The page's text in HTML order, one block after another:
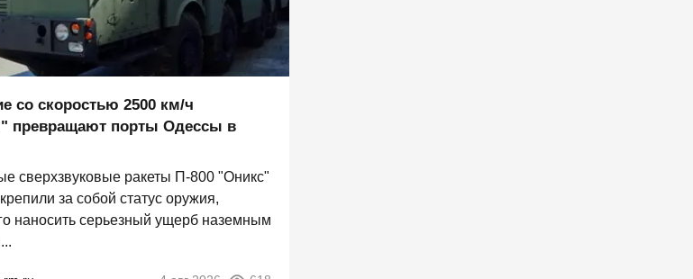
со скоростью 2500 км/ч
превращают порты Одессы в
сверхзвуковые ракеты П‑800 "Оникс"
за собой статус оружия,
наносить серьезный ущерб наземным